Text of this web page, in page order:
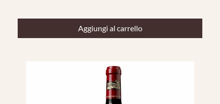
Aggiungi al carrello